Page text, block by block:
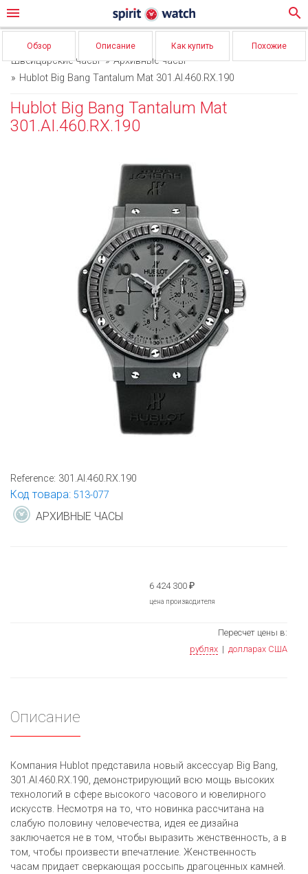
menu search
Обзор Описание Как купить Похожие
Швейцарские часы
Архивные часы
Hublot Big Bang Tantalum Mat 301.AI.460.RX.190
Hublot Big Bang Tantalum Mat
301.AI.460.RX.190
Reference: 301.AI.460.RX.190
Код товара: 513-077
АРХИВНЫЕ ЧАСЫ
6 424 300 ₽
цена производителя
Пересчет цены в:
рублях | долларах США
Описание
Компания Hublot представила новый аксессуар Big Bang,
301.AI.460.RX.190, демонстрирующий всю мощь высоких
технологий в сфере высокого часового и ювелирного
искусств. Несмотря на то, что новинка рассчитана на
слабую половину человечества, идея ее дизайна
заключается не в том, чтобы выразить женственность, а в
том, чтобы произвести впечатление. Женственность
часам придает сверкающая россыпь драгоценных камней.